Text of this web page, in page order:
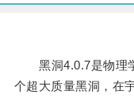
黑洞4.0.7是物理学
个超大质量黑洞，在